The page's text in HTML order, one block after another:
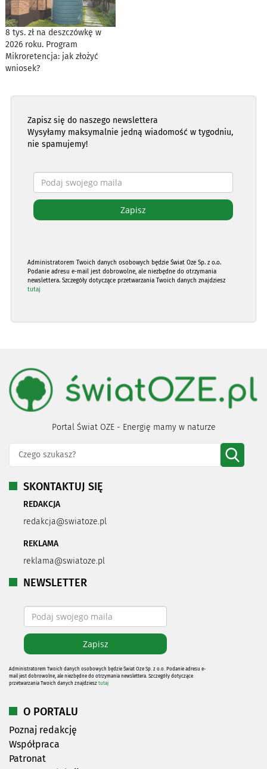
8 tys. zł na deszczówkę w
2026 roku. Program
Mikroretencja: jak złożyć
wniosek?
Zapisz się do naszego newslettera
Wysyłamy maksymalnie jedną wiadomość w tygodniu,
nie spamujemy!
Administratorem Twoich danych osobowych będzie Świat Oze Sp. z o.o.
Podanie adresu e-mail jest dobrowolne, ale niezbędne do otrzymania
newslettera. Szczegóły dotyczące przetwarzania Twoich danych znajdziesz
tutaj
Portal Świat OZE - Energię mamy w naturze
SKONTAKTUJ SIĘ
REDAKCJA
redakcja@swiatoze.pl
REKLAMA
reklama@swiatoze.pl
NEWSLETTER
Administratorem Twoich danych osobowych będzie Świat Oze Sp. z o.o. Podanie adresu e-
mail jest dobrowolne, ale niezbędne do otrzymania newslettera. Szczegóły dotyczące
przetwarzania Twoich danych znajdziesz tutaj
O PORTALU
Poznaj redakcję
Współpraca
Patronat